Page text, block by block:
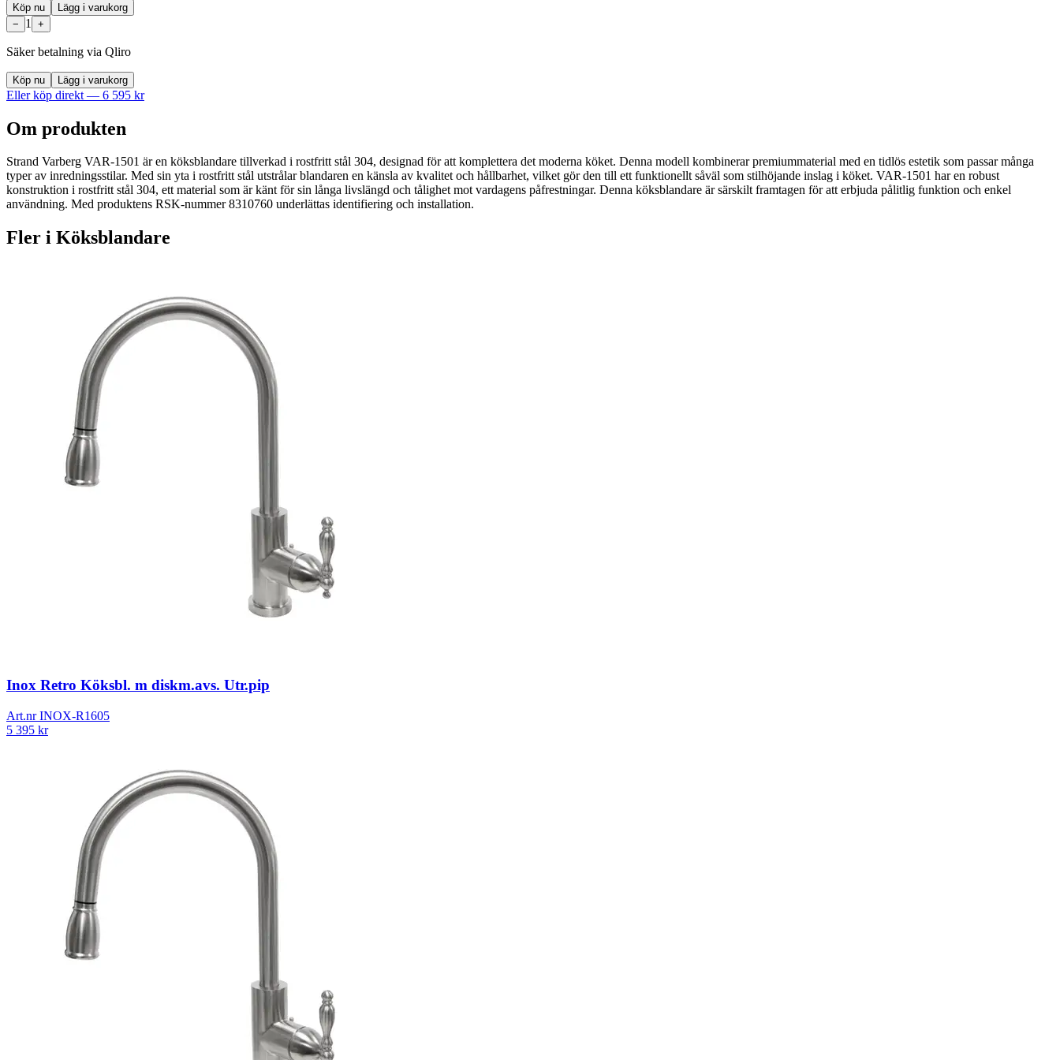
Köp nu
Lägg i varukorg
−
1 +
Säker betalning via Qliro
Köp nu Lägg i varukorg
Eller köp direkt — 6 595 kr
Om produkten
Strand Varberg VAR-1501 är en köksblandare tillverkad i rostfritt stål 304, designad för att komplettera det moderna köket. Denna modell kombinerar premiummaterial med en tidlös estetik som passar många
typer av inredningsstilar. Med sin yta i rostfritt stål utstrålar blandaren en känsla av kvalitet och hållbarhet, vilket gör den till ett funktionellt såväl som stilhöjande inslag i köket. VAR-1501 har en robust
konstruktion i rostfritt stål 304, ett material som är känt för sin långa livslängd och tålighet mot vardagens påfrestningar. Denna köksblandare är särskilt framtagen för att erbjuda pålitlig funktion och enkel
användning. Med produktens RSK-nummer 8310760 underlättas identifiering och installation.
Fler i Köksblandare
Inox Retro Köksbl. m diskm.avs. Utr.pip
Art.nrINOX-R1605
5 395 kr